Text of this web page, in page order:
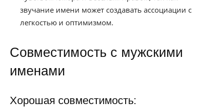
звучание имени может создавать ассоциации с
легкостью и оптимизмом.
Совместимость с мужскими
именами
Хорошая совместимость: